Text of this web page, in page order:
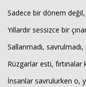
Sadece bir dönem değil,
Yıllardır sessizce bir
Sallanmadı,
Rüzgarlar esti,
İnsanlar savrulurken o,